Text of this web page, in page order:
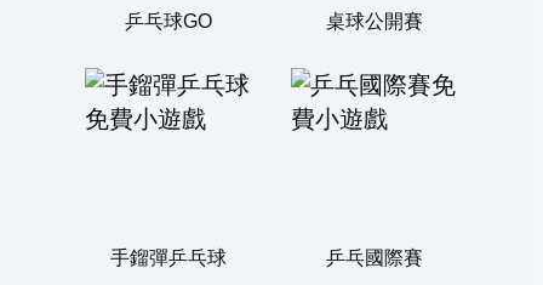
乒乓球GO 桌球公開賽
手鎦彈乒乓球 乒乓國際賽